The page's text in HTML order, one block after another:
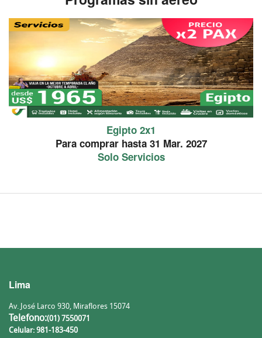
Egipto 2x1
Para comprar hasta 31 Mar. 2027
Solo Servicios
Lima
Av. José Larco 930, Miraflores 15074
Telefono:(01) 7550071
Celular: 981-183-450